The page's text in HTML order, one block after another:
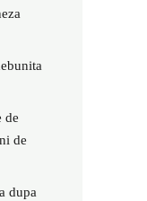
de
de
dupa